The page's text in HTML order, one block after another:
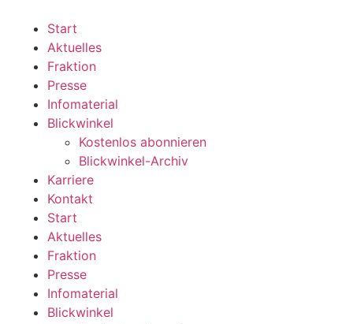
wechseln
Start
Aktuelles
Fraktion
Presse
Infomaterial
Blickwinkel
Kostenlos abonnieren
Blickwinkel-Archiv
Karriere
Kontakt
Start
Aktuelles
Fraktion
Presse
Infomaterial
Blickwinkel